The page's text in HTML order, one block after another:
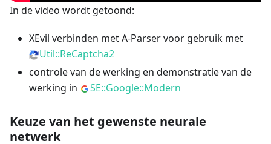
In de video wordt getoond:
XEvil verbinden met A-Parser voor gebruik met
Util::ReCaptcha2
controle van de werking en demonstratie van de
werking in
SE::Google::Modern
Keuze van het gewenste neurale
netwerk